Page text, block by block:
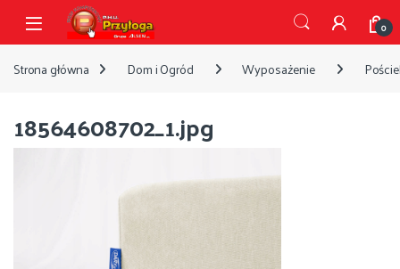
Przejdź do nawigacji
Przejdź do treści
Open 0
Strona główna Dom i Ogród Wyposażenie
18564608702_1.jpg